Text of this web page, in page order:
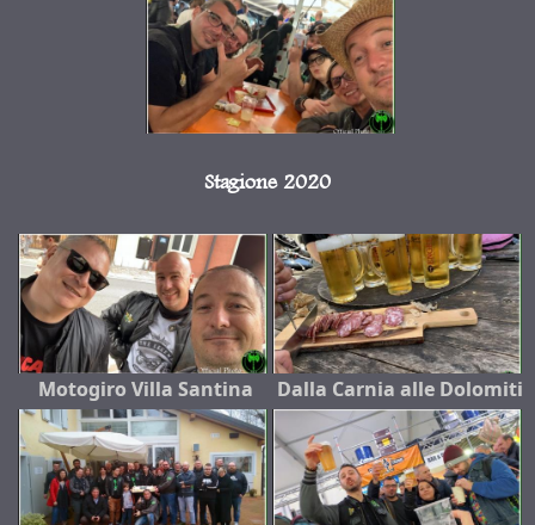
Stagione 2020
Motogiro Villa Santina Dalla Carnia alle Dolomiti